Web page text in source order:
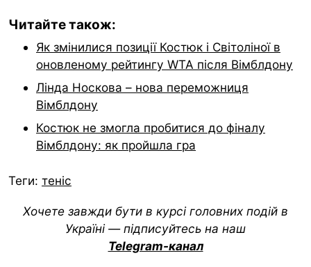
Читайте також:
Як змінилися позиції Костюк і Світоліної в
оновленому рейтингу WTA після Вімблдону
Лінда Носкова – нова переможниця
Вімблдону
Костюк не змогла пробитися до фіналу
Вімблдону: як пройшла гра
Теги: теніс
Хочете завжди бути в курсі головних подій в
Україні — підписуйтесь на наш
Telegram-канал